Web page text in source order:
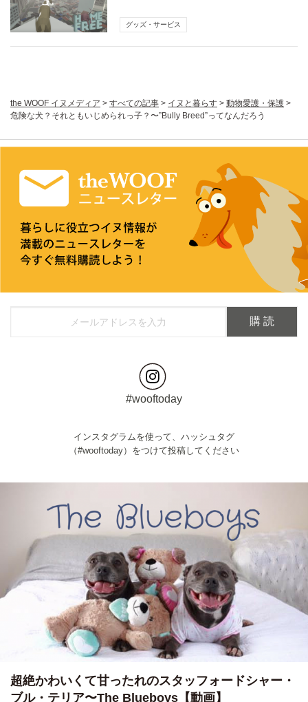
グッズ・サービス
the WOOF イヌメディア > すべての記事 > イヌと暮らす > 動物愛護・保護 >
危険な犬？それともいじめられっ子？〜”Bully Breed”ってなんだろう
#wooftoday
インスタグラムを使って、ハッシュタグ
（#wooftoday）をつけて投稿してください
超絶かわいくて甘ったれのスタッフォードシャー・
ブル・テリア〜The Blueboys【動画】